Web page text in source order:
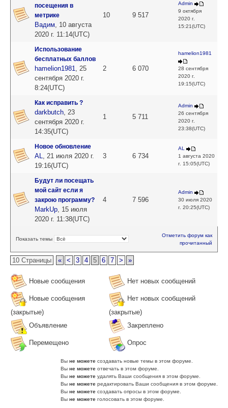
посещения в
метрике
Вадим, 10 августа
2020 г. 11:14(UTC)
10 9 517
Admin
9 октября
2020 г.
15:21(UTC)
Использование
бесплатных баллов
hamelion1981, 25
сентября 2020 г.
8:24(UTC)
2 6 070
hamelion1981
28 сентября
2020 г.
19:15(UTC)
Как исправить ?
darkbutch, 23
сентября 2020 г.
14:35(UTC)
1 5 711
Admin
26 сентября
2020 г.
23:38(UTC)
Новое обновление
AL, 21 июля 2020 г.
19:16(UTC)
3 6 734
AL
1 августа 2020
г. 15:05(UTC)
Будут ли посещать
мой сайт если я
закрою программу?
MarkUp, 15 июля
2020 г. 11:38(UTC)
4 7 596
Admin
30 июля 2020
г. 20:25(UTC)
Показать темы
Отметить форум как
прочитанный
10 Страницы « < 3 4 5 6 7 > »
Новые сообщения Нет новых сообщений
Новые сообщения
(закрытые)
Нет новых сообщений
(закрытые)
Объявление
Закреплено
Перемещено Опрос
Вы не можете создавать новые темы в этом форуме.
Вы не можете отвечать в этом форуме.
Вы не можете удалять Ваши сообщения в этом форуме.
Вы не можете редактировать Ваши сообщения в этом форуме.
Вы не можете создавать опросы в этом форуме.
Вы не можете голосовать в этом форуме.